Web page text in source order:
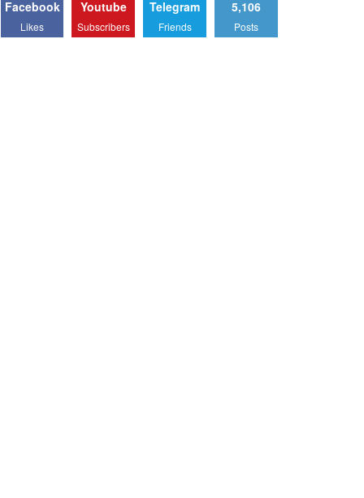
Facebook
Likes
Youtube
Subscribers
Telegram
Friends
5,106
Posts